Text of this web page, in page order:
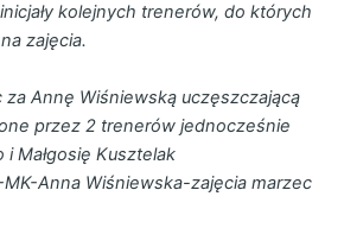
kolejnych trenerów, do których
zajęcia.
za Annę Wiśniewską uczęszczającą
przez 2 trenerów jednocześnie
i Małgosię Kusztelak
MK-Anna Wiśniewska-zajęcia marzec